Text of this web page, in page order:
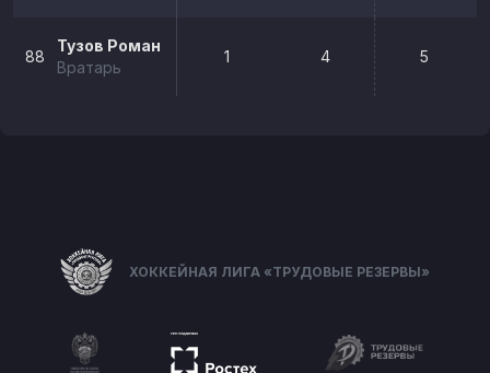
88
Тузов Роман
Вратарь
1 4 5
ХОККЕЙНАЯ ЛИГА «ТРУДОВЫЕ РЕЗЕРВЫ»